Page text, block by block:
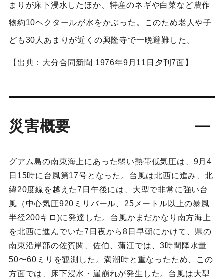
まりが床下浸水したほか、特産のネギや白菜など農作
物約10ヘクタールが水をかぶった。このため老人や子
ども30人あまりが近くの興隆寺で一晩避難した。
【出典：大分合同新聞 1976年9月11日夕刊7面】
災害概要
グアム島の南東海上にあった弱い熱帯低気圧は、9月4
日15時に台風第17号となった。台風は北西に進み、北
緯20度線を越えた7日午後には、大型で非常に強い台
風（中心気圧920ミリバール、25メートル以上の暴風
半径200キロ)に発達した。台風かまだかなり南方海上
を北西に進んでいた7日夜から8日早朝にかけて、県の
南東沿岸部の佐賀関、佐伯、蒲江では、3時間降水量
50〜60ミリを観測した。満潮時と重なったため、この
方面では、床下浸水・崖崩れが発生した。台風は大型